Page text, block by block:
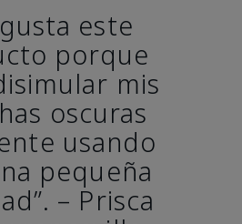
este
porque
mis
oscuras
usando
pequeña
– Prisca